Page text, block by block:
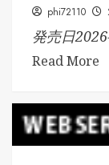
phi72110
発売日
Read More